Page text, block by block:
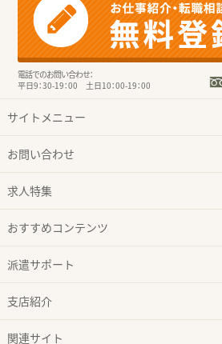
電話でのお問い合わせ：
平日9：30-19：00 土日10：00-19：00
サイトメニュー
お問い合わせ
求人特集
おすすめコンテンツ
派遣サポート
支店紹介
関連サイト